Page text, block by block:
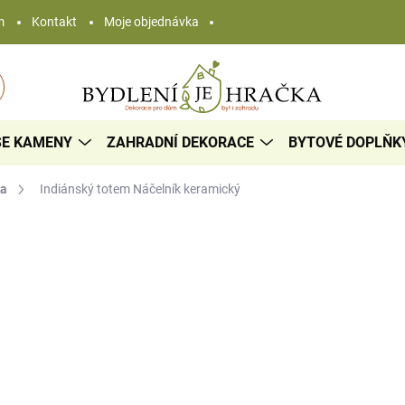
Kontakt Moje objednávka
KAMENY ZAHRADNÍ DEKORACE BYTOVÉ
Indiánský totem Náčelník keramický